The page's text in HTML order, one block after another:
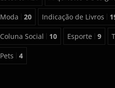
Moda 20 Indicação de Livros
Coluna Social 10 Esporte 9
Pets 4